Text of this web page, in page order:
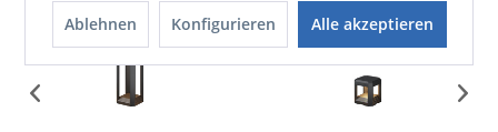
Ablehnen Konfigurieren Alle akzeptieren